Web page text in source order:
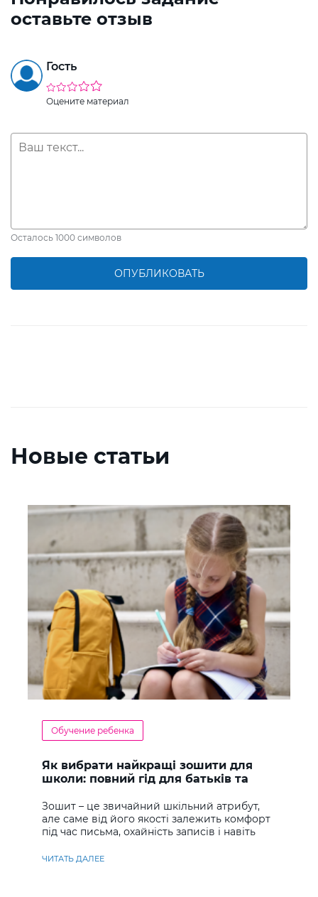
оставьте отзыв
Гость
Оцените материал
Осталось 1000 символов
ОПУБЛИКОВАТЬ
Новые статьи
Обучение ребенка
Як вибрати найкращі зошити для
школи: повний гід для батьків та
Зошит – це звичайний шкільний атрибут,
але саме від його якості залежить комфорт
під час письма, охайність записів і навіть
ЧИТАТЬ ДАЛЕЕ